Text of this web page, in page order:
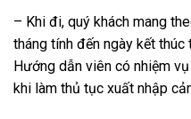
– Khi đi, quý khách mang
tháng tính đến ngày kết
Hướng dẫn viên có nhiệm
khi làm thủ tục xuất nhập